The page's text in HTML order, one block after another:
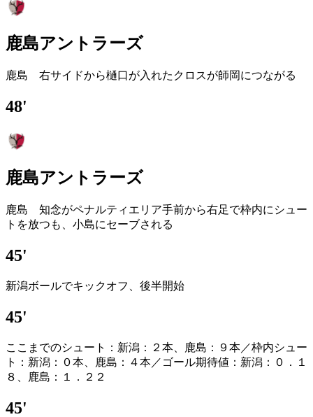
鹿島アントラーズ
鹿島 右サイドから樋口が入れたクロスが師岡につながる
48'
鹿島アントラーズ
鹿島 知念がペナルティエリア手前から右足で枠内にシュー
トを放つも、小島にセーブされる
45'
新潟ボールでキックオフ、後半開始
45'
ここまでのシュート：新潟：２本、鹿島：９本／枠内シュー
ト：新潟：０本、鹿島：４本／ゴール期待値：新潟：０．１
８、鹿島：１．２２
45'